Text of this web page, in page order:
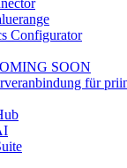
Configurator
SOON
für